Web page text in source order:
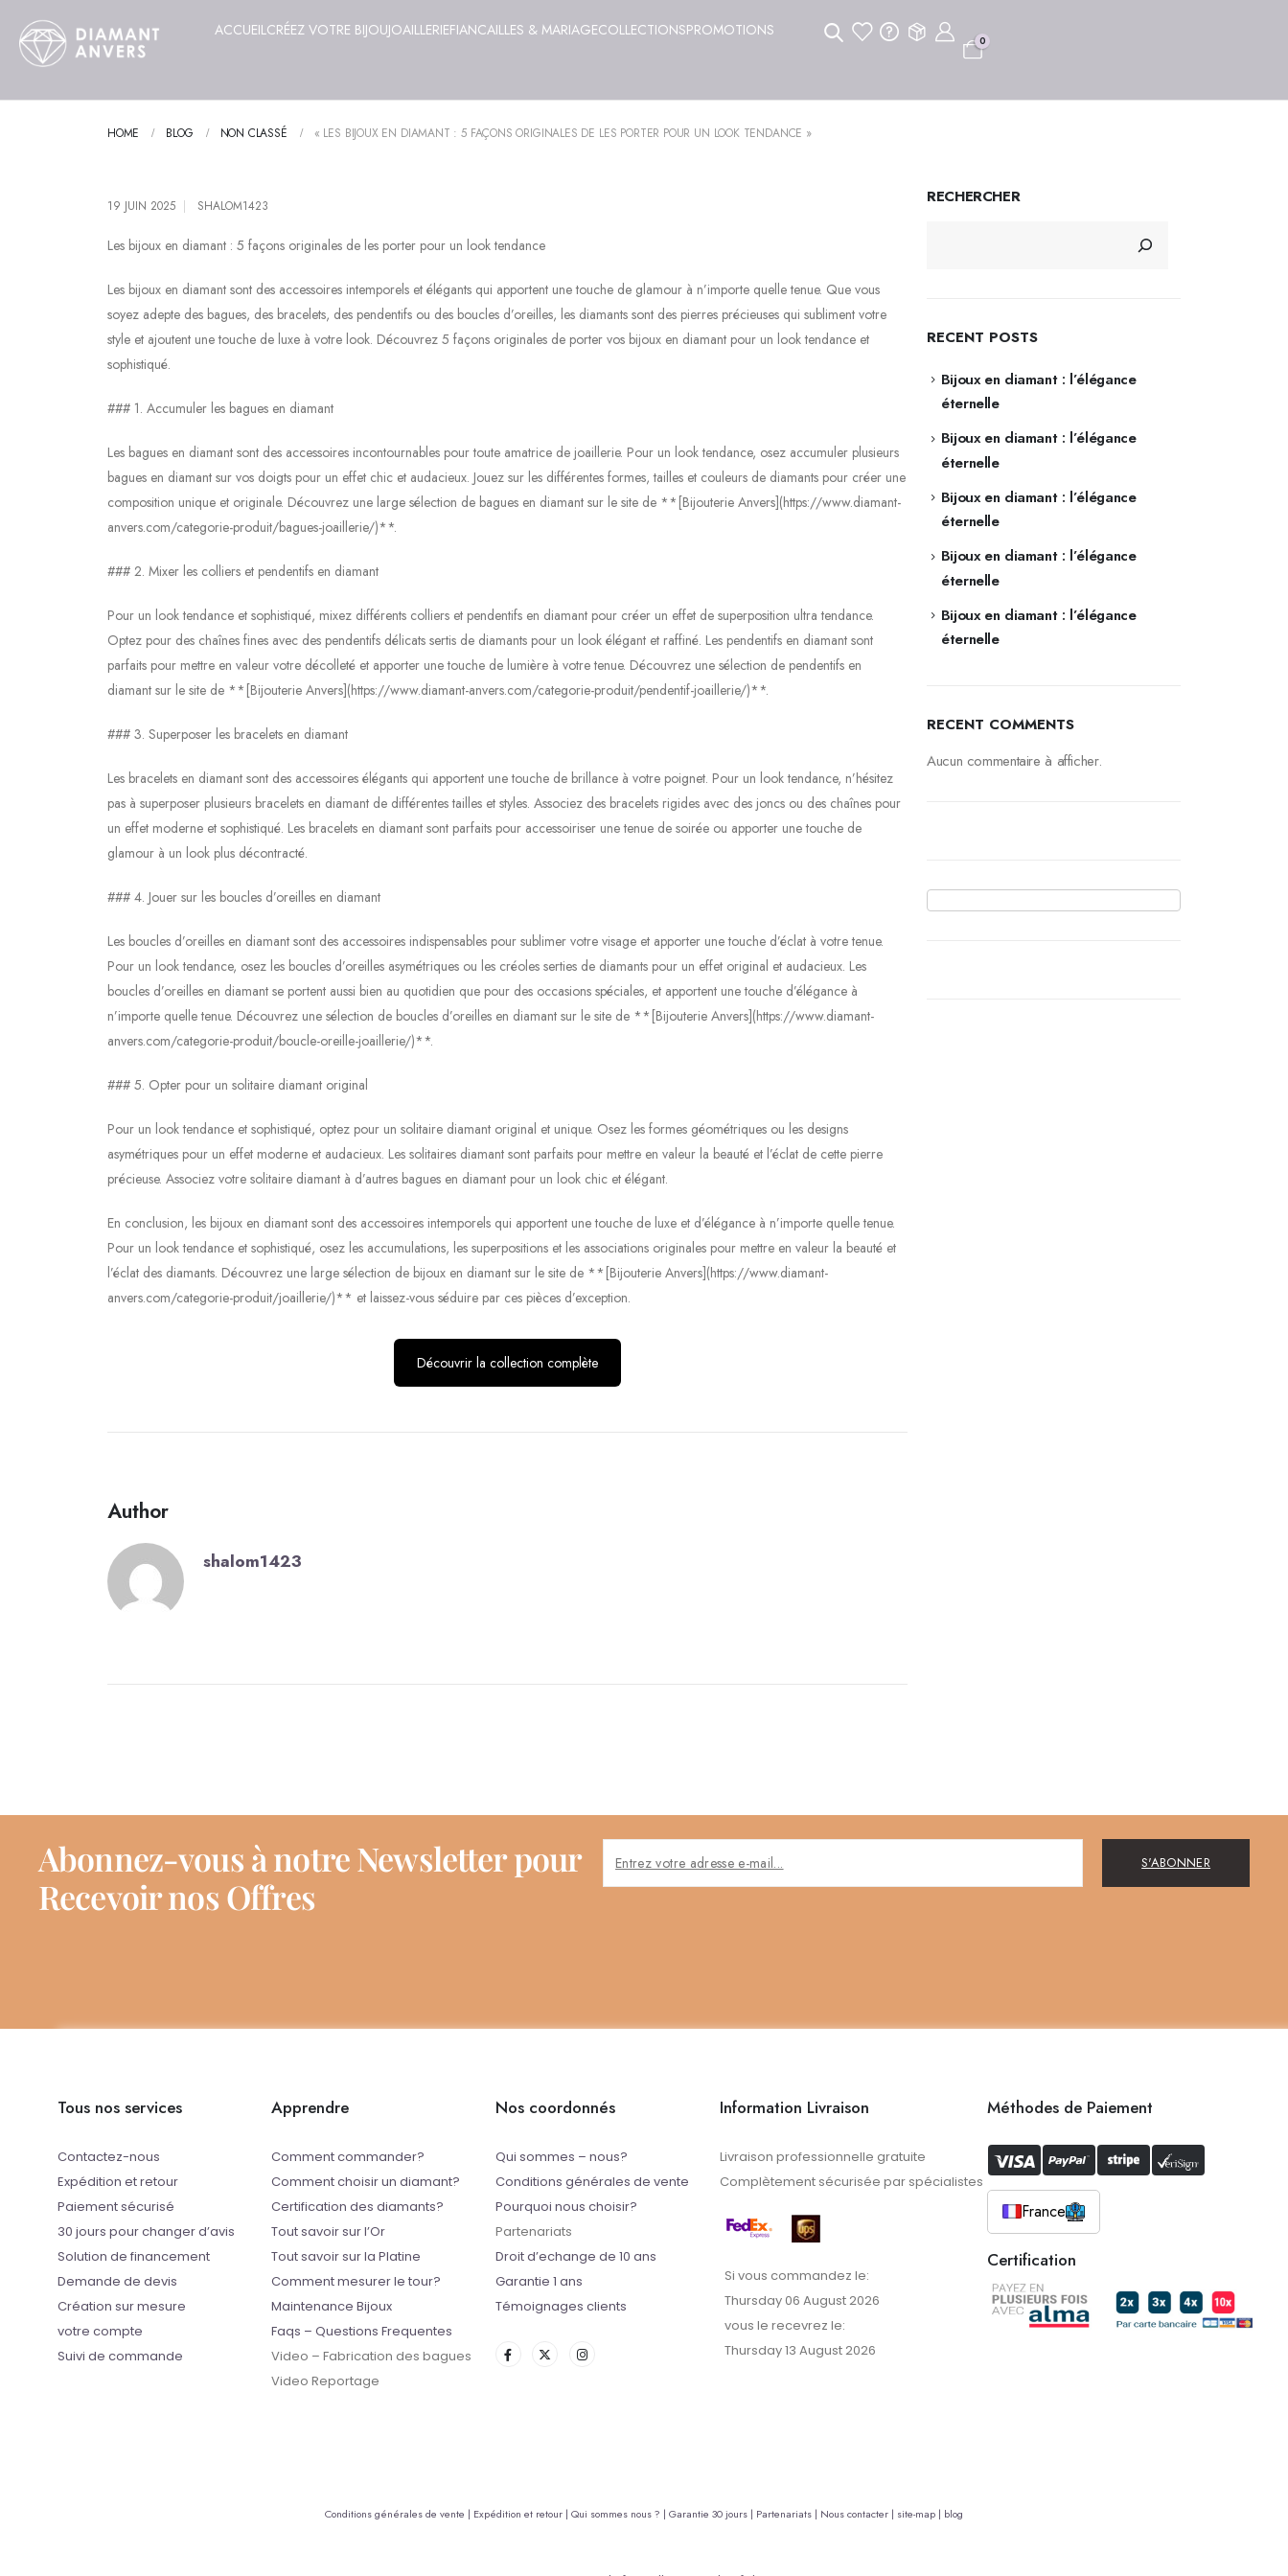
ACCUEILCRÉEZ VOTRE BIJOUJOAILLERIEFIANCAILLES & MARIAGECOLLECTIONSPROMOTIONS
0
HOME BLOG NON CLASSÉ « LES BIJOUX EN DIAMANT : 5 FAÇONS ORIGINALES DE LES PORTER POUR UN LOOK TENDANCE »
19 JUIN 2025 SHALOM1423
Les bijoux en diamant : 5 façons originales de les porter pour un look tendance
Les bijoux en diamant sont des accessoires intemporels et élégants qui apportent une touche de glamour à n’importe quelle tenue. Que vous
soyez adepte des bagues, des bracelets, des pendentifs ou des boucles d’oreilles, les diamants sont des pierres précieuses qui subliment votre
style et ajoutent une touche de luxe à votre look. Découvrez 5 façons originales de porter vos bijoux en diamant pour un look tendance et
sophistiqué.
### 1. Accumuler les bagues en diamant
Les bagues en diamant sont des accessoires incontournables pour toute amatrice de joaillerie. Pour un look tendance, osez accumuler plusieurs
bagues en diamant sur vos doigts pour un effet chic et audacieux. Jouez sur les différentes formes, tailles et couleurs de diamants pour créer une
composition unique et originale. Découvrez une large sélection de bagues en diamant sur le site de **[Bijouterie Anvers](https://www.diamant-
anvers.com/categorie-produit/bagues-joaillerie/)**.
### 2. Mixer les colliers et pendentifs en diamant
Pour un look tendance et sophistiqué, mixez différents colliers et pendentifs en diamant pour créer un effet de superposition ultra tendance.
Optez pour des chaînes fines avec des pendentifs délicats sertis de diamants pour un look élégant et raffiné. Les pendentifs en diamant sont
parfaits pour mettre en valeur votre décolleté et apporter une touche de lumière à votre tenue. Découvrez une sélection de pendentifs en
diamant sur le site de **[Bijouterie Anvers](https://www.diamant-anvers.com/categorie-produit/pendentif-joaillerie/)**.
### 3. Superposer les bracelets en diamant
Les bracelets en diamant sont des accessoires élégants qui apportent une touche de brillance à votre poignet. Pour un look tendance, n’hésitez
pas à superposer plusieurs bracelets en diamant de différentes tailles et styles. Associez des bracelets rigides avec des joncs ou des chaînes pour
un effet moderne et sophistiqué. Les bracelets en diamant sont parfaits pour accessoiriser une tenue de soirée ou apporter une touche de
glamour à un look plus décontracté.
### 4. Jouer sur les boucles d’oreilles en diamant
Les boucles d’oreilles en diamant sont des accessoires indispensables pour sublimer votre visage et apporter une touche d’éclat à votre tenue.
Pour un look tendance, osez les boucles d’oreilles asymétriques ou les créoles serties de diamants pour un effet original et audacieux. Les
boucles d’oreilles en diamant se portent aussi bien au quotidien que pour des occasions spéciales, et apportent une touche d’élégance à
n’importe quelle tenue. Découvrez une sélection de boucles d’oreilles en diamant sur le site de **[Bijouterie Anvers](https://www.diamant-
anvers.com/categorie-produit/boucle-oreille-joaillerie/)**.
### 5. Opter pour un solitaire diamant original
Pour un look tendance et sophistiqué, optez pour un solitaire diamant original et unique. Osez les formes géométriques ou les designs
asymétriques pour un effet moderne et audacieux. Les solitaires diamant sont parfaits pour mettre en valeur la beauté et l’éclat de cette pierre
précieuse. Associez votre solitaire diamant à d’autres bagues en diamant pour un look chic et élégant.
En conclusion, les bijoux en diamant sont des accessoires intemporels qui apportent une touche de luxe et d’élégance à n’importe quelle tenue.
Pour un look tendance et sophistiqué, osez les accumulations, les superpositions et les associations originales pour mettre en valeur la beauté et
l’éclat des diamants. Découvrez une large sélection de bijoux en diamant sur le site de **[Bijouterie Anvers](https://www.diamant-
anvers.com/categorie-produit/joaillerie/)** et laissez-vous séduire par ces pièces d’exception.
Découvrir la collection complète
Author
shalom1423
RECHERCHER
RECENT POSTS
Bijoux en diamant : l’élégance
éternelle
Bijoux en diamant : l’élégance
éternelle
Bijoux en diamant : l’élégance
éternelle
Bijoux en diamant : l’élégance
éternelle
Bijoux en diamant : l’élégance
éternelle
RECENT COMMENTS
Aucun commentaire à afficher.
Abonnez-vous à notre Newsletter pour
Recevoir nos Offres
S'ABONNER
Tous nos services
Contactez-nous
Expédition et retour
Paiement sécurisé
30 jours pour changer d’avis
Solution de financement
Demande de devis
Création sur mesure
votre compte
Suivi de commande
Apprendre
Comment commander?
Comment choisir un diamant?
Certification des diamants?
Tout savoir sur l’Or
Tout savoir sur la Platine
Comment mesurer le tour?
Maintenance Bijoux
Faqs – Questions Frequentes
Video – Fabrication des bagues
Video Reportage
Nos coordonnés
Qui sommes – nous?
Conditions générales de vente
Pourquoi nous choisir?
Partenariats
Droit d’echange de 10 ans
Garantie 1 ans
Témoignages clients
Information Livraison
Livraison professionnelle gratuite
Complètement sécurisée par spécialistes
Si vous commandez le:
Thursday 06 August 2026
vous le recevrez le:
Thursday 13 August 2026
Méthodes de Paiement
France
Certification
Conditions générales de vente | Expédition et retour | Qui sommes nous ? | Garantie 30 jours | Partenariats | Nous contacter | site-map | blog